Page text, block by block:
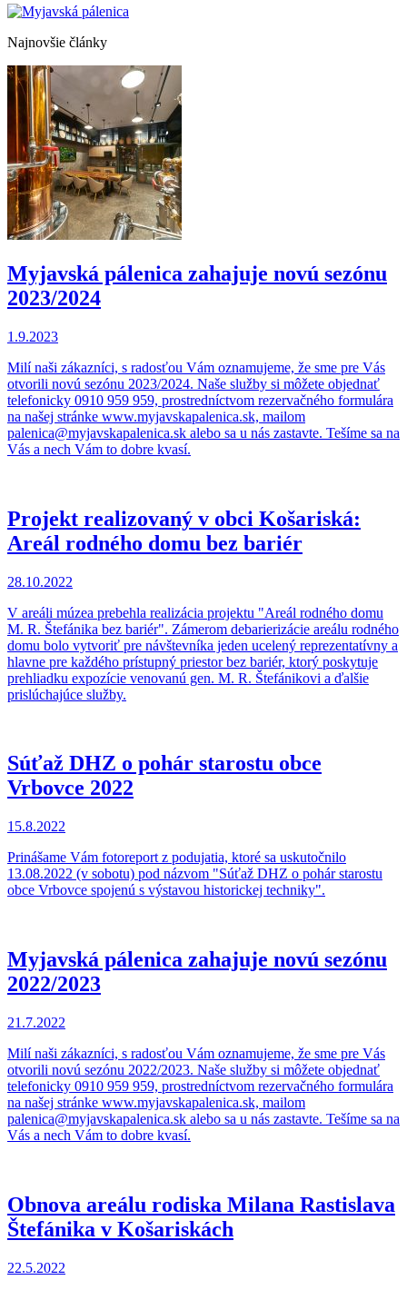
Najnovšie články
Myjavská pálenica zahajuje novú sezónu
2023/2024
1.9.2023
Milí naši zákazníci, s radosťou Vám oznamujeme, že sme pre Vás
otvorili novú sezónu 2023/2024. Naše služby si môžete objednať
telefonicky 0910 959 959, prostredníctvom rezervačného formulára
na našej stránke www.myjavskapalenica.sk, mailom
palenica@myjavskapalenica.sk alebo sa u nás zastavte. Tešíme sa na
Vás a nech Vám to dobre kvasí.
Projekt realizovaný v obci Košariská:
Areál rodného domu bez bariér
28.10.2022
V areáli múzea prebehla realizácia projektu "Areál rodného domu
M. R. Štefánika bez bariér". Zámerom debarierizácie areálu rodného
domu bolo vytvoriť pre návštevníka jeden ucelený reprezentatívny a
hlavne pre každého prístupný priestor bez bariér, ktorý poskytuje
prehliadku expozície venovanú gen. M. R. Štefánikovi a ďalšie
prislúchajúce služby.
Súťaž DHZ o pohár starostu obce
Vrbovce 2022
15.8.2022
Prinášame Vám fotoreport z podujatia, ktoré sa uskutočnilo
13.08.2022 (v sobotu) pod názvom "Súťaž DHZ o pohár starostu
obce Vrbovce spojenú s výstavou historickej techniky".
Myjavská pálenica zahajuje novú sezónu
2022/2023
21.7.2022
Milí naši zákazníci, s radosťou Vám oznamujeme, že sme pre Vás
otvorili novú sezónu 2022/2023. Naše služby si môžete objednať
telefonicky 0910 959 959, prostredníctvom rezervačného formulára
na našej stránke www.myjavskapalenica.sk, mailom
palenica@myjavskapalenica.sk alebo sa u nás zastavte. Tešíme sa na
Vás a nech Vám to dobre kvasí.
Obnova areálu rodiska Milana Rastislava
Štefánika v Košariskách
22.5.2022